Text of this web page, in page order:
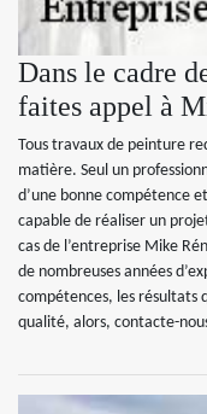
Dans le cadre
faites appel à
Tous travaux de peinture
matière. Seul un
d’une bonne compétence
capable de réaliser un
cas de l’entreprise Mike
de nombreuses années
compétences, les résultats
qualité, alors, contacte-